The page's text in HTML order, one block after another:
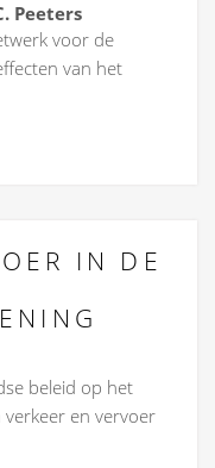
Peeters
voor de
van het
IN DE
beleid op het
en vervoer